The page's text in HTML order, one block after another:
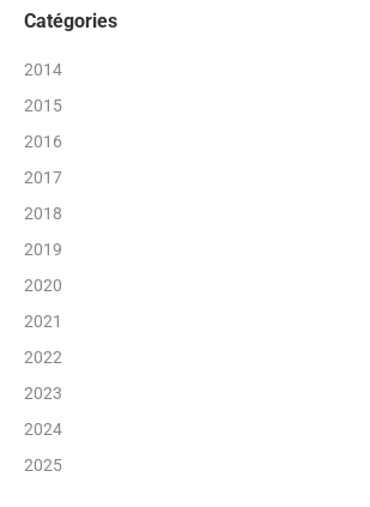
Catégories
2014
2015
2016
2017
2018
2019
2020
2021
2022
2023
2024
2025